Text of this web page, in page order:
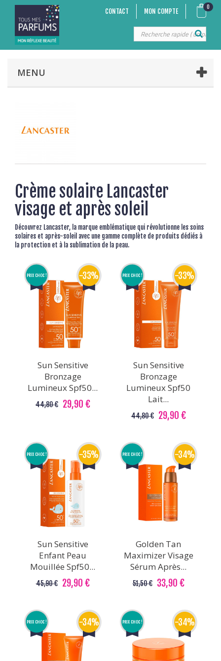
0
CONTACT MON COMPTE
MENU
Crème solaire Lancaster
visage et après soleil
Découvrez Lancaster, la marque emblématique qui révolutionne les soins
solaires et après-soleil avec une gamme complète de produits dédiés à
la protection et à la sublimation de la peau.
PRIX CHOC ! -33%
Sun Sensitive
Bronzage
Lumineux Spf50...
44,80 € 29,90 €
PRIX CHOC ! -33%
Sun Sensitive
Bronzage
Lumineux Spf50
Lait...
44,80 € 29,90 €
PRIX CHOC ! -35%
Sun Sensitive
Enfant Peau
Mouillée Spf50...
45,90 € 29,90 €
PRIX CHOC ! -34%
Golden Tan
Maximizer Visage
Sérum Après...
51,50 € 33,90 €
PRIX CHOC ! -34% PRIX CHOC ! -34%